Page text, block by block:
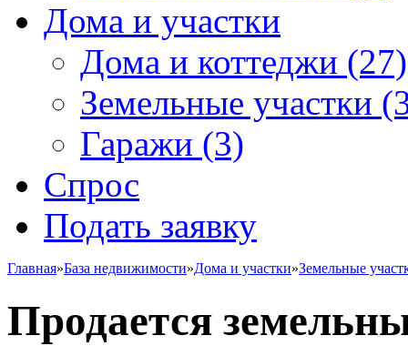
Дома и участки
Дома и коттеджи (27)
Земельные участки
Гаражи (3)
Спрос
Подать заявку
Главная»База недвижимости»Дома и участки»Земельные
Продается